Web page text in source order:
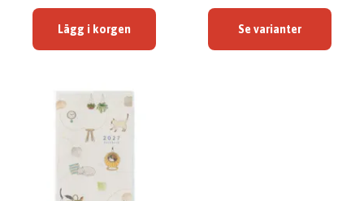
Lägg i korgen Se varianter